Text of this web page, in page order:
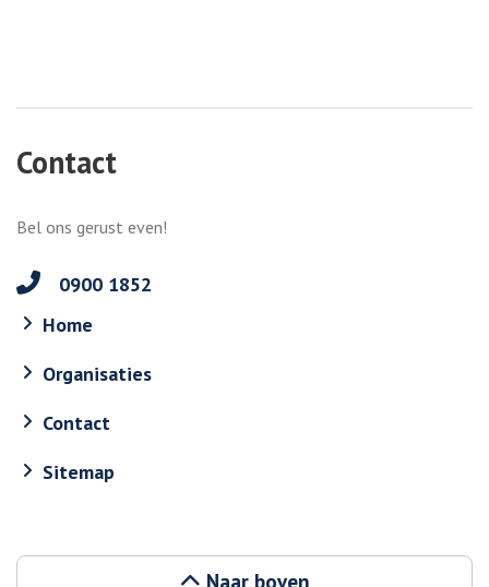
Contact
Bel ons gerust even!
0900 1852
Home
Organisaties
Contact
Sitemap
Naar boven